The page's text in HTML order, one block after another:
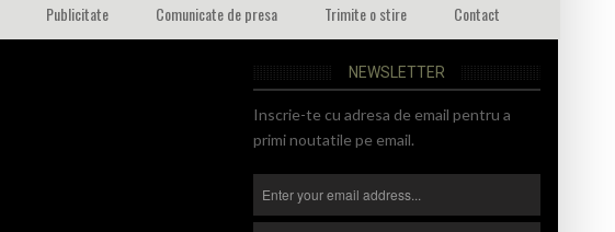
Publicitate Comunicate de presa Trimite o stire Contact
NEWSLETTER
Inscrie-te cu adresa de email pentru a
primi noutatile pe email.